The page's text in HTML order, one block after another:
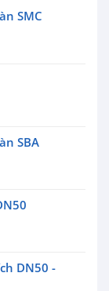
SMC
SBA
DN50 -